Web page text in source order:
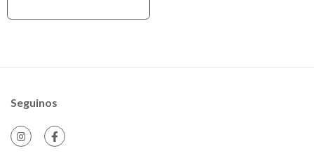
Seguinos